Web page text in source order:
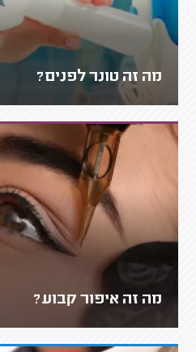
מה זה טונר לפנים?
מה זה איפור קבוע?